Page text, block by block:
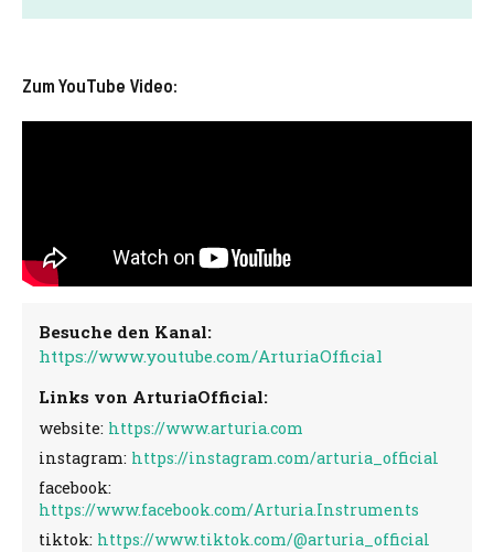
Zum YouTube Video:
Besuche den Kanal:
https://www.youtube.com/ArturiaOfficial
Links von ArturiaOfficial:
website: https://www.arturia.com
instagram: https://instagram.com/arturia_official
facebook:
https://www.facebook.com/Arturia.Instruments
tiktok: https://www.tiktok.com/@arturia_official